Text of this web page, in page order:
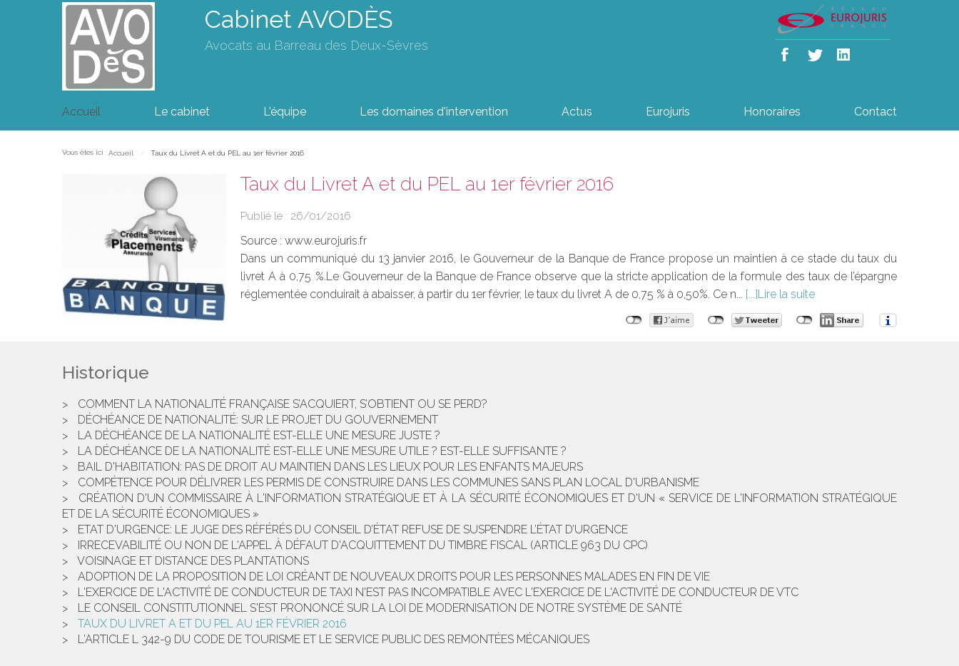
Cabinet AVODÈS
Avocats au Barreau des Deux-Sèvres
Accueil Le cabinet L'équipe Les domaines d'intervention Actus Eurojuris Honoraires Contact
Vous êtes ici : Accueil Taux du Livret A et du PEL au 1er février 2016
Taux du Livret A et du PEL au 1er février 2016
Publié le : 26/01/2016
Source : www.eurojuris.fr
Dans un communiqué du 13 janvier 2016, le Gouverneur de la Banque de France propose un maintien à ce stade du taux du
livret A à 0,75 %.Le Gouverneur de la Banque de France observe que la stricte application de la formule des taux de l’épargne
réglementée conduirait à abaisser, à partir du 1er février, le taux du livret A de 0,75 % à 0,50%. Ce n...
Lire la suite
Historique
COMMENT LA NATIONALITÉ FRANÇAISE S’ACQUIERT, S’OBTIENT OU SE PERD?
DÉCHÉANCE DE NATIONALITÉ: SUR LE PROJET DU GOUVERNEMENT
LA DÉCHÉANCE DE LA NATIONALITÉ EST-ELLE UNE MESURE JUSTE ?
LA DÉCHÉANCE DE LA NATIONALITÉ EST-ELLE UNE MESURE UTILE ? EST-ELLE SUFFISANTE ?
BAIL D'HABITATION: PAS DE DROIT AU MAINTIEN DANS LES LIEUX POUR LES ENFANTS MAJEURS
COMPÉTENCE POUR DÉLIVRER LES PERMIS DE CONSTRUIRE DANS LES COMMUNES SANS PLAN LOCAL D'URBANISME
CRÉATION D'UN COMMISSAIRE À L'INFORMATION STRATÉGIQUE ET À LA SÉCURITÉ ÉCONOMIQUES ET D'UN « SERVICE DE L'INFORMATION STRATÉGIQUE
ET DE LA SÉCURITÉ ÉCONOMIQUES »
ETAT D'URGENCE: LE JUGE DES RÉFÉRÉS DU CONSEIL D’ÉTAT REFUSE DE SUSPENDRE L’ÉTAT D’URGENCE
IRRECEVABILITÉ OU NON DE L'APPEL À DÉFAUT D'ACQUITTEMENT DU TIMBRE FISCAL (ARTICLE 963 DU CPC)
VOISINAGE ET DISTANCE DES PLANTATIONS
ADOPTION DE LA PROPOSITION DE LOI CRÉANT DE NOUVEAUX DROITS POUR LES PERSONNES MALADES EN FIN DE VIE
L'EXERCICE DE L'ACTIVITÉ DE CONDUCTEUR DE TAXI N'EST PAS INCOMPATIBLE AVEC L'EXERCICE DE L'ACTIVITÉ DE CONDUCTEUR DE VTC
LE CONSEIL CONSTITUTIONNEL S'EST PRONONCÉ SUR LA LOI DE MODERNISATION DE NOTRE SYSTÈME DE SANTÉ
TAUX DU LIVRET A ET DU PEL AU 1ER FÉVRIER 2016
L'ARTICLE L 342-9 DU CODE DE TOURISME ET LE SERVICE PUBLIC DES REMONTÉES MÉCANIQUES